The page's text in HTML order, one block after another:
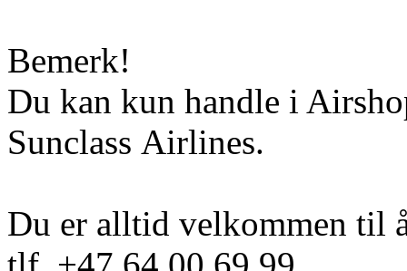
Bemerk!
Du kan kun handle i
Sunclass Airlines.
Du er alltid velkommen til